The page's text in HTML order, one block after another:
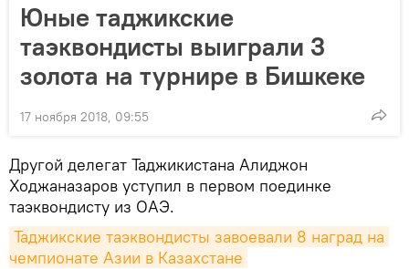
Юные таджикские
таэквондисты выиграли 3
золота на турнире в Бишкеке
17 ноября 2018, 09:55
Другой делегат Таджикистана Алиджон
Ходжаназаров уступил в первом поединке
таэквондисту из ОАЭ.
Таджикские таэквондисты завоевали 8 наград на
чемпионате Азии в Казахстане